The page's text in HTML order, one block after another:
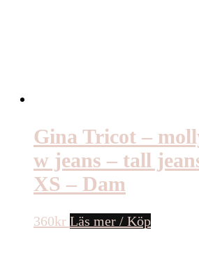
Gina Tricot –
w jeans – tall
XS – Dam
360kr Läs mer / Köp